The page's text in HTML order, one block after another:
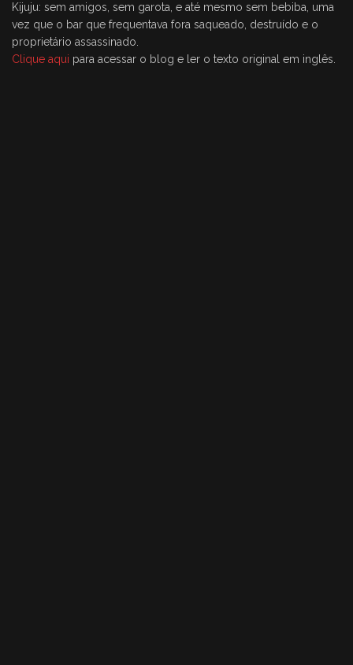
Kijuju: sem amigos, sem garota, e até mesmo sem bebiba, uma
vez que o bar que frequentava fora saqueado, destruído e o
proprietário assassinado.
Clique aqui para acessar o blog e ler o texto original em inglês.